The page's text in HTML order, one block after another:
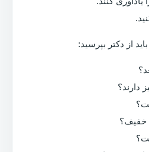
از دکتر بپرسید:
دارند؟
خفیف؟